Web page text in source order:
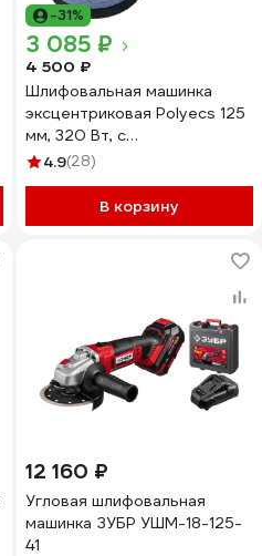
-31%
3 085 ₽
4 500 ₽
Шлифовальная машинка
эксцентриковая Polyecs 125
мм, 320 Вт, с
пылесборником и
4.9(28)
В корзину
12 160 ₽
Угловая шлифовальная
машинка ЗУБР УШМ-18-125-
41